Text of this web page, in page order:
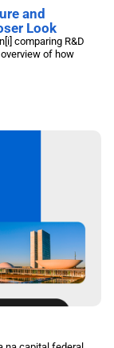
and
Look
comparing R&D
of how